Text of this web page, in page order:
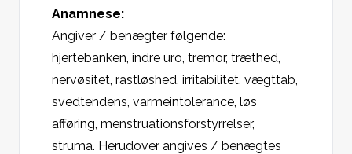
Anamnese:
Angiver / benægter følgende:
hjertebanken, indre uro, tremor, træthed,
nervøsitet, rastløshed, irritabilitet, vægttab,
svedtendens, varmeintolerance, løs
afføring, menstruationsforstyrrelser,
struma. Herudover angives / benægtes